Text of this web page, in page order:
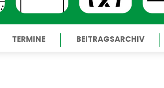
TERMINE BEITRAGSARCHIV